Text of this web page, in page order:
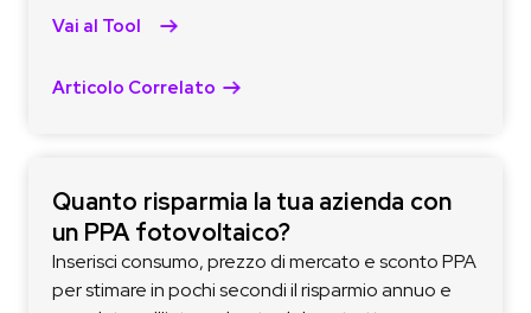
Vai al Tool
Articolo Correlato
Quanto risparmia la tua azienda con
un PPA fotovoltaico?
Inserisci consumo, prezzo di mercato e sconto PPA
per stimare in pochi secondi il risparmio annuo e